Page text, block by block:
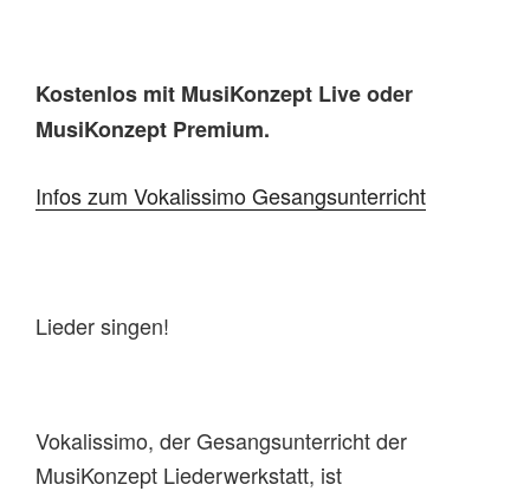
Kostenlos mit MusiKonzept Live oder
MusiKonzept Premium.
Infos zum Vokalissimo Gesangsunterricht
Lieder singen!
Vokalissimo, der Gesangsunterricht der
MusiKonzept Liederwerkstatt, ist